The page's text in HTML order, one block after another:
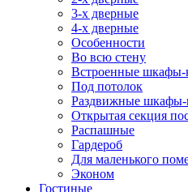
3-х дверные
4-х дверные
Особенности
Во всю стену
Встроенные шкафы-
Под потолок
Раздвижные шкафы-
Открытая секция
Распашные
Гардероб
Для маленького
Эконом
Гостиные